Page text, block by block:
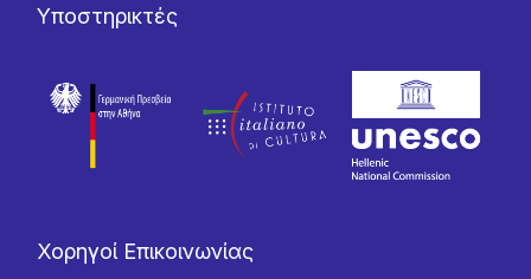
Υποστηρικτές
Χορηγοί Επικοινωνίας